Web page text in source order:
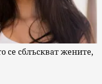
се сблъскват жените,